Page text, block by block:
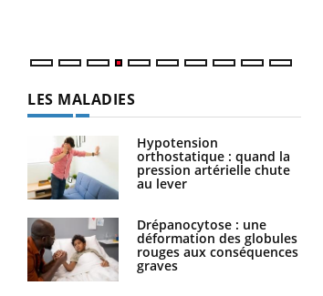
LES MALADIES
Hypotension
orthostatique : quand la
pression artérielle chute
au lever
Drépanocytose : une
déformation des globules
rouges aux conséquences
graves